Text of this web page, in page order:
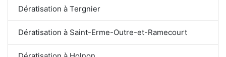
Dératisation à Tergnier
Dératisation à Saint-Erme-Outre-et-Ramecourt